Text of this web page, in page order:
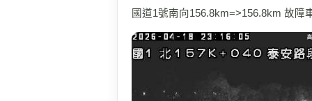
國道1號南向156.8km=>156.8km 故障